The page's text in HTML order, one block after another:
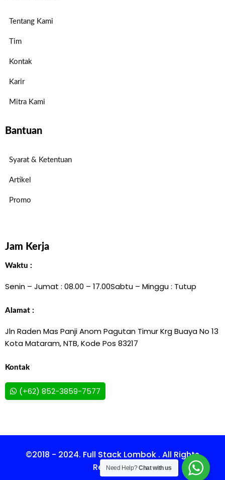
Tentang Kami
Tim
Kontak
Karir
Mitra Kami
Bantuan
Syarat & Ketentuan
Artikel
Promo
Jam Kerja
Waktu :
Senin – Jumat : 08.00 – 17.00Sabtu – Minggu : Tutup
Alamat :
Jln Raden Mas Panji Anom Pagutan Timur Krg Buaya No 13
Kota Mataram, NTB, Kode Pos 83217
Kontak
(+62) 852-3859-7577
©2018 - 2024. Full Stack Lombok . All Rights
Reserved.
Need Help?Chat with us